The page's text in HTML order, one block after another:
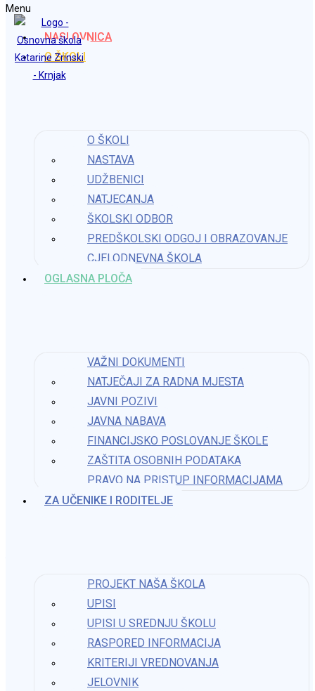
Preskoči na sadržaj
Osnovna škola Katarine Zrinski Krnjak
Menu
NASLOVNICA
O ŠKOLI
O ŠKOLI
NASTAVA
UDŽBENICI
NATJECANJA
ŠKOLSKI ODBOR
PREDŠKOLSKI ODGOJ I OBRAZOVANJE
CJELODNEVNA ŠKOLA
OGLASNA PLOČA
VAŽNI DOKUMENTI
NATJEČAJI ZA RADNA MJESTA
JAVNI POZIVI
JAVNA NABAVA
FINANCIJSKO POSLOVANJE ŠKOLE
ZAŠTITA OSOBNIH PODATAKA
PRAVO NA PRISTUP INFORMACIJAMA​
ZA UČENIKE I RODITELJE
PROJEKT NAŠA ŠKOLA
UPISI
UPISI U SREDNJU ŠKOLU
RASPORED INFORMACIJA
KRITERIJI VREDNOVANJA
JELOVNIK
Natječaj za popunu radog mjesta učitelj/ice
predmeta Svijet i ja
Objava objavljena:10. prosinca 2025.
Natječaj za Svijet i ja 12-2025.
Možda nešto kao
Natječaj za popunu radnog mjesta stručni suradnik
socijalni pedagog
7. studenoga 2025.
Kontakt
Osnovna škola Katarine Zrinski
Krnjak